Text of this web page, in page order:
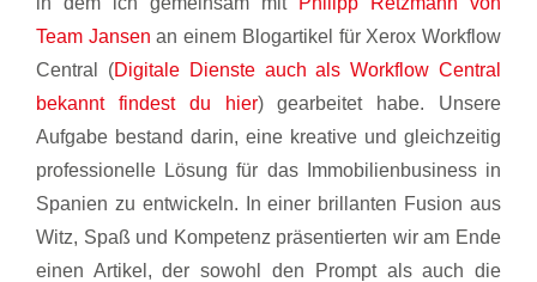
Team Jansen an einem Blogartikel für Xerox Workflow
Central (Digitale Dienste auch als Workflow Central
bekannt findest du hier) gearbeitet habe. Unsere
Aufgabe bestand darin, eine kreative und gleichzeitig
professionelle Lösung für das Immobilienbusiness in
Spanien zu entwickeln. In einer brillanten Fusion aus
Witz, Spaß und Kompetenz präsentierten wir am Ende
einen Artikel, der sowohl den Prompt als auch die